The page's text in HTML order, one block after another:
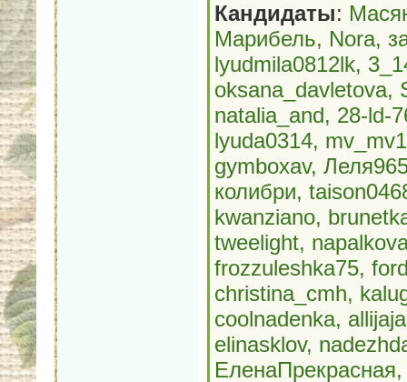
Кандидаты:
Марибель, Nora,
lyudmila0812lk,
oksana_davletova,
natalia_and, 28-ld-
lyuda0314,
gymboxav,
колибри,
kwanziano,
tweelight,
frozzuleshka75,
christina_cmh,
coolnadenka,
elinasklov,